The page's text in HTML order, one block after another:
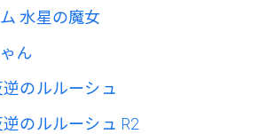
水星の魔女
ん
のルルーシュ
のルルーシュ R2